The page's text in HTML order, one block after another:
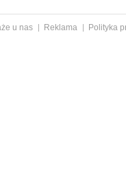
u nas Reklama
Polityka